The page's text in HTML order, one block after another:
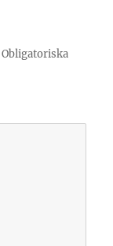
Obligatoriska